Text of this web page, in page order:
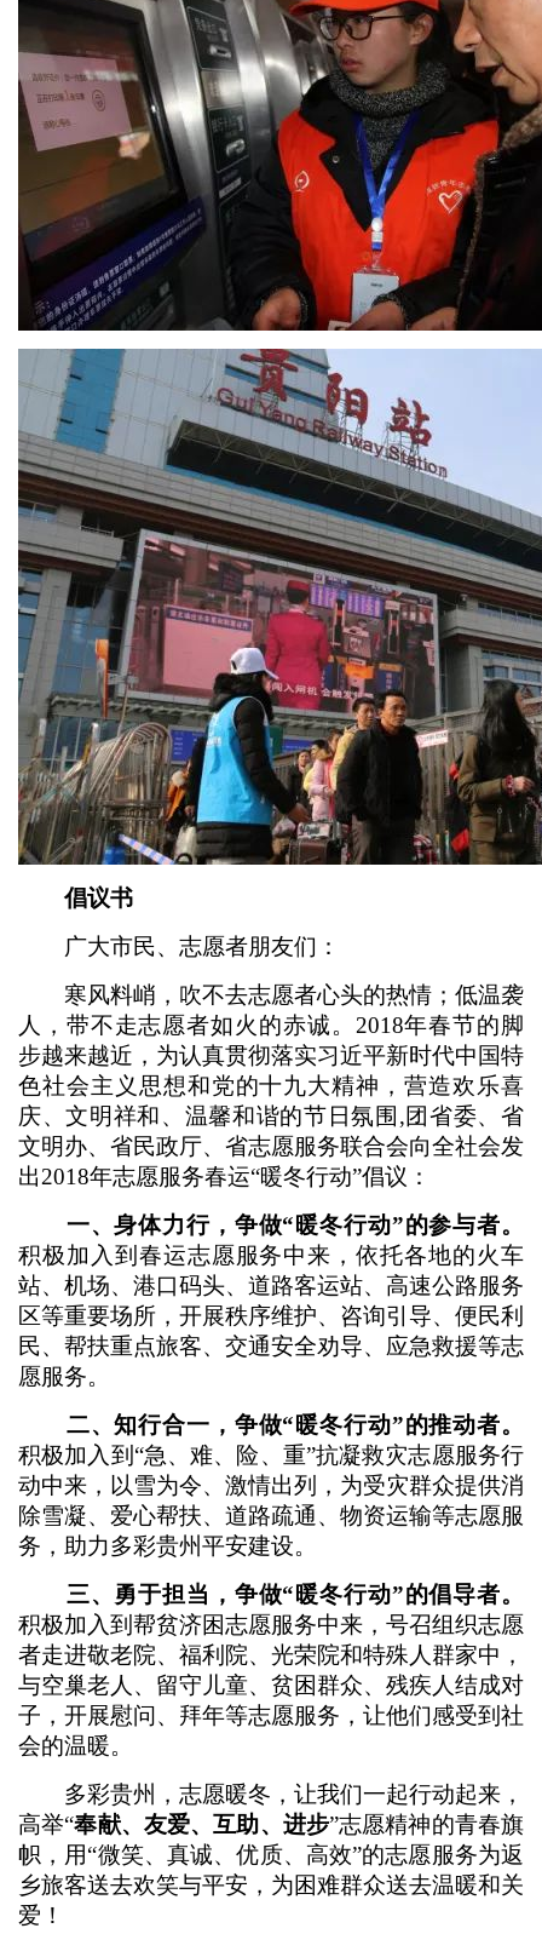
倡议书
广大市民、志愿者朋友们：
寒风料峭，吹不去志愿者心头的热情；低温袭
人，带不走志愿者如火的赤诚。2018年春节的脚
步越来越近，为认真贯彻落实习近平新时代中国特
色社会主义思想和党的十九大精神，营造欢乐喜
庆、文明祥和、温馨和谐的节日氛围,团省委、省
文明办、省民政厅、省志愿服务联合会向全社会发
出2018年志愿服务春运“暖冬行动”倡议：
一、身体力行，争做“暖冬行动”的参与者。
积极加入到春运志愿服务中来，依托各地的火车
站、机场、港口码头、道路客运站、高速公路服务
区等重要场所，开展秩序维护、咨询引导、便民利
民、帮扶重点旅客、交通安全劝导、应急救援等志
愿服务。
二、知行合一，争做“暖冬行动”的推动者。
积极加入到“急、难、险、重”抗凝救灾志愿服务行
动中来，以雪为令、激情出列，为受灾群众提供消
除雪凝、爱心帮扶、道路疏通、物资运输等志愿服
务，助力多彩贵州平安建设。
三、勇于担当，争做“暖冬行动”的倡导者。
积极加入到帮贫济困志愿服务中来，号召组织志愿
者走进敬老院、福利院、光荣院和特殊人群家中，
与空巢老人、留守儿童、贫困群众、残疾人结成对
子，开展慰问、拜年等志愿服务，让他们感受到社
会的温暖。
多彩贵州，志愿暖冬，让我们一起行动起来，
高举“奉献、友爱、互助、进步”志愿精神的青春旗
帜，用“微笑、真诚、优质、高效”的志愿服务为返
乡旅客送去欢笑与平安，为困难群众送去温暖和关
爱！